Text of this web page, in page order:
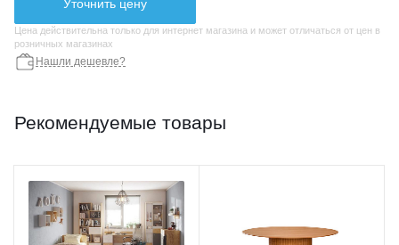
Уточнить цену
Цена действительна только для интернет магазина и может отличаться от цен в
розничных магазинах
Нашли дешевле?
Рекомендуемые товары